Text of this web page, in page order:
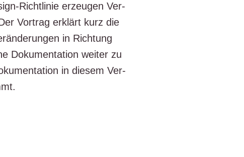
Richt­li­nie erzeu­gen Ver­
Vor­trag erklärt kurz die
in Rich­tung
Doku­men­ta­ti­on wei­ter zu
in die­sem Ver­